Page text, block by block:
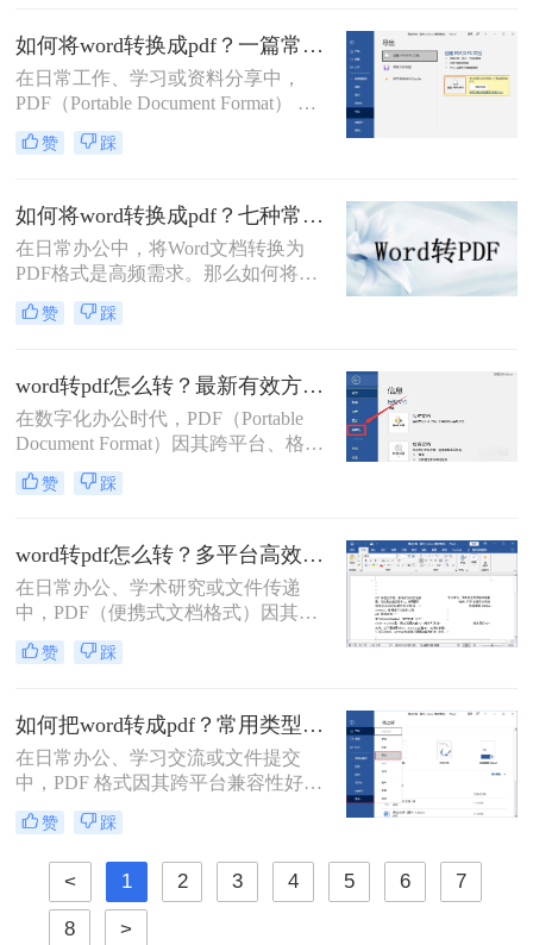
首选。而Microsoft Word则是我们创作
和编辑文档最常用的工具。因此，掌
握如何将Word文档完美地转换为
PDF，是每个现代办公人士和学生的
必备技能。
如何将word转换成pdf？一篇常用方法详解！
在日常工作、学习或资料分享中，
PDF（Portable Document Format） 因
其格式固定、兼容性强、易于打印和
加密等优点，成为文件传输和存档的
或 .doc） 则是我们编辑文档的主要工
具。将 Word 转换成 PDF 是一项非常
高频且实用的操作。那么如何将word
转换成pdf呢？本文将详细介绍几种主
流、安全且高效的转换方法。
赞 踩
如何将word转换成pdf？七种常用方法深度解析！
在日常办公中，将Word文档转换为
PDF格式是高频需求。那么如何将
word转换成pdf呢？本文综合七种主流
转换方式，助您根据实际需求选择最
赞 踩
word转pdf怎么转？最新有效方法全解析！
在数字化办公时代，PDF（Portable
Document Format）因其跨平台、格式
固定、不易被编辑的特性，已成为文
档分发、归档和打印的首选格式。而
容的主要工具。因此，将Word文档完
美地转换为PDF，是一项几乎每个人
都会遇到的核心需求。
赞 踩
word转pdf怎么转？多平台高效转换方法详解！
在日常办公、学术研究或文件传递
中，PDF（便携式文档格式）因其跨
平台、格式固定、不易被篡改的特
性，已成为文件分发和归档的首选格
档编辑工具，我们经常需要将其编辑
好的文档转换为PDF。无论是为了提
交作业、发送简历，还是发布报告，
一个高质量的PDF转换至关重要。
赞 踩
如何把word转成pdf？常用类型方法解析！
在日常办公、学习交流或文件提交
中，PDF 格式因其跨平台兼容性好、
格式不易被随意修改、体积相对可
控、安全性较高等特点，成为文件分
发和存档的首选格式。而 Microsoft
Word (.docx 或 .doc) 则是我们最常使
用的文档编辑工具。因此，将 Word
文档高效、准确地转换为 PDF 就成了
赞 踩
< 1 2 3 4 5 6 7
8 >